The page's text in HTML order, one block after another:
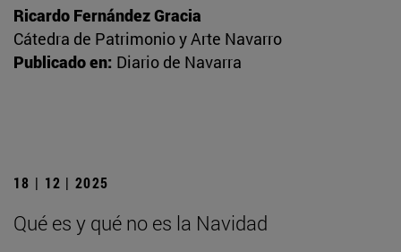
Ricardo Fernández Gracia
Cátedra de Patrimonio y Arte Navarro
Publicado en: Diario de Navarra
18 | 12 | 2025
Qué es y qué no es la Navidad